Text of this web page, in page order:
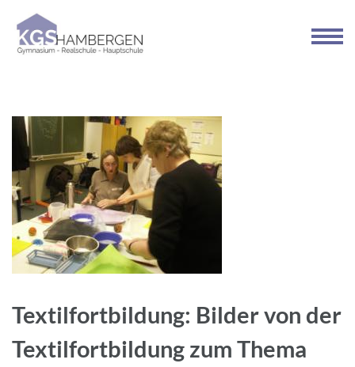
Inhalt
springen
Textilfortbildung: Bilder von der
Textilfortbildung zum Thema